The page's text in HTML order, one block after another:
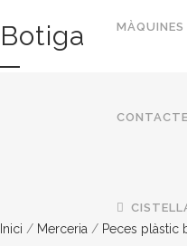
MÀQUINES
CONTACTE
Botiga
Inici / Merceria / Peces plàstic